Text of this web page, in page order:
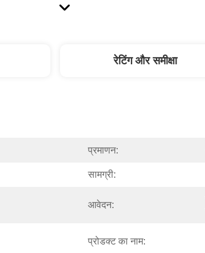
रेटिंग और समीक्षा
प्रमाणन:
सामग्री:
आवेदन:
प्रोडक्ट का नाम: